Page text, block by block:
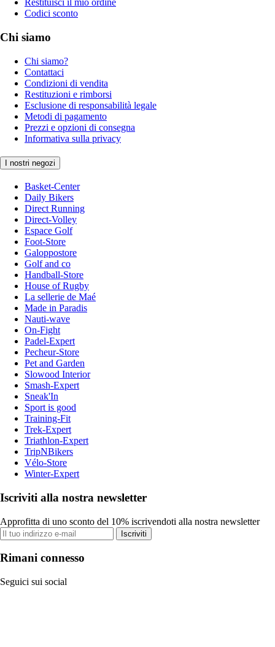
Restituisci il mio ordine
Codici sconto
Chi siamo
Chi siamo?
Contattaci
Condizioni di vendita
Restituzioni e rimborsi
Esclusione di responsabilità legale
Metodi di pagamento
Prezzi e opzioni di consegna
Informativa sulla privacy
I nostri negozi
Basket-Center
Daily Bikers
Direct Running
Direct-Volley
Espace Golf
Foot-Store
Galoppostore
Golf and co
Handball-Store
House of Rugby
La sellerie de Maé
Made in Paradis
Nauti-wave
On-Fight
Padel-Expert
Pecheur-Store
Pet and Garden
Slowood Interior
Smash-Expert
Sneak'In
Sport is good
Training-Fit
Trek-Expert
Triathlon-Expert
TripNBikers
Vélo-Store
Winter-Expert
Iscriviti alla nostra newsletter
Approfitta di uno sconto del 10% iscrivendoti alla nostra newsletter
Iscriviti
Rimani connesso
Seguici sui social